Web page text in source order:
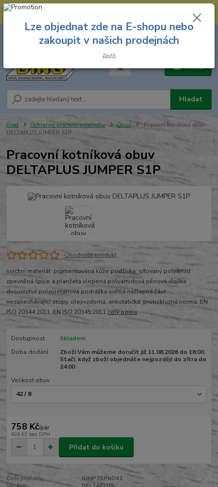
--- Spojovací materiál: 774 431 045 --- Prodejna nářadí: 731 449 423 --
Menu
Hledat
8.00 hod. - 16.00 hod.
za
Úvod Ochranné pracovní prostředky Obuv
Pracovní kotníková obuv
DELTAPLUS JUMPER S1P
Pracovní kotníková obuv
DELTAPLUS JUMPER S1P
Ohodnotit produkt
svrchní materiál: pigmentovaná kůže podšívka: síťovaný polyamid
zpevněná špice a planžeta vlepená polyamidová pěnová vložka
dvouvrstvá polyuretanová podrážka světlá nášlapná část
nezanechávající stopy, olejivzdorná, antistatická, protiskluzná norma: EN
ISO 20344:2011, EN ISO 20345:2011 celý popis
Dostupnost
Skladem
Doba dodání
Zboží Vám můžeme doručit již 11.08.2026 do 18:00.
Stačí, když zboží objednáte nejpozději do zítra do
24:00
Velikost obuv
758 Kč/pár
626 Kč bez DPH
Přidat do košíku
Číslo produktu:
JUMP2SPNO42
Lze objednat zde na E-shopu nebo
zakoupit v našich prodejnách
Zavřít